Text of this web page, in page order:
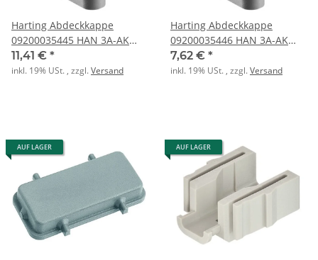
Harting Abdeckkappe
09200035445 HAN 3A-AK
(Kunstst.)
11,41 € *
inkl. 19% USt. , zzgl.Versand
Harting Abdeckkappe
09200035446 HAN 3A-AK
Kunststoff
7,62 € *
inkl. 19% USt. , zzgl.Versand
AUF LAGER AUF LAGER